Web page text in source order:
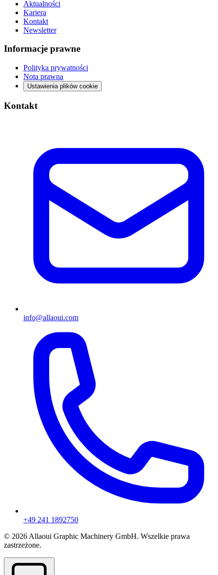
Aktualności
Kariera
Kontakt
Newsletter
Informacje prawne
Polityka prywatności
Nota prawna
Ustawienia plików cookie
Kontakt
info@allaoui.com
+49 241 1892750
© 2026 Allaoui Graphic Machinery GmbH. Wszelkie prawa
zastrzeżone.